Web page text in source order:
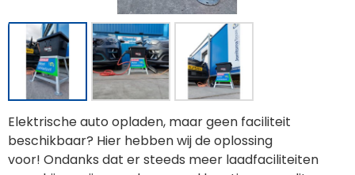
Elektrische auto opladen, maar geen faciliteit
beschikbaar? Hier hebben wij de oplossing
voor! Ondanks dat er steeds meer laadfaciliteiten